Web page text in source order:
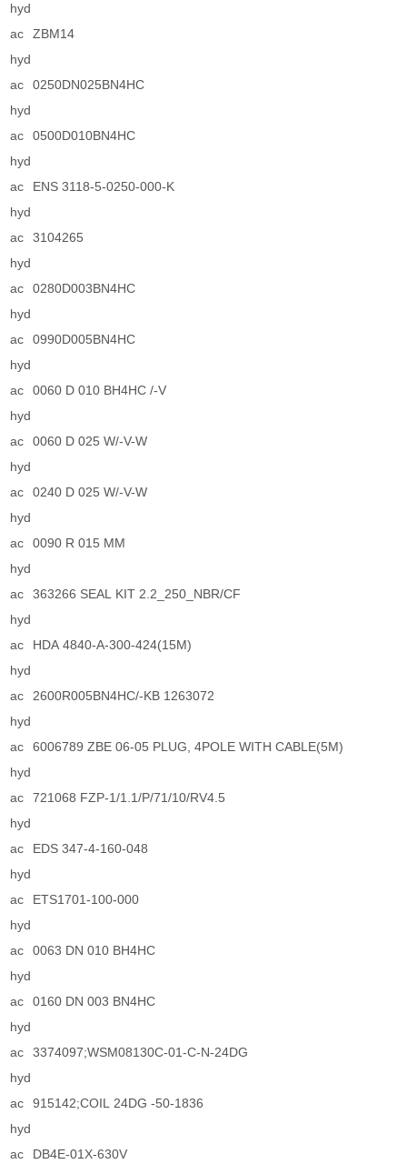
hyd
ac
ZBM14
hyd
ac
0250DN025BN4HC
hyd
ac
0500D010BN4HC
hyd
ac
ENS 3118-5-0250-000-K
hyd
ac
3104265
hyd
ac
0280D003BN4HC
hyd
ac
0990D005BN4HC
hyd
ac
0060 D 010 BH4HC /-V
hyd
ac
0060 D 025 W/-V-W
hyd
ac
0240 D 025 W/-V-W
hyd
ac
0090 R 015 MM
hyd
ac
363266 SEAL KIT 2.2_250_NBR/CF
hyd
ac
HDA 4840-A-300-424(15M)
hyd
ac
2600R005BN4HC/-KB 1263072
hyd
ac
6006789 ZBE 06-05 PLUG, 4POLE WITH CABLE(5M)
hyd
ac
721068 FZP-1/1.1/P/71/10/RV4.5
hyd
ac
EDS 347-4-160-048
hyd
ac
ETS1701-100-000
hyd
ac
0063 DN 010 BH4HC
hyd
ac
0160 DN 003 BN4HC
hyd
ac
3374097;WSM08130C-01-C-N-24DG
hyd
ac
915142;COIL 24DG -50-1836
hyd
ac
DB4E-01X-630V